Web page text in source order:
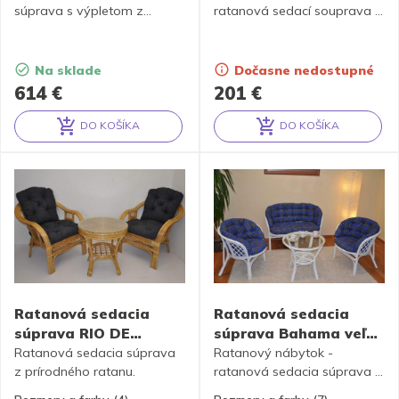
614 €
súprava s výpletom z
lavice, stolíka so sklom a
kompletnej sady vankúšov.
Na sklade
DO KOŠÍKA
201 €
ratanová sedací souprava je
odpovádající fotografii
výrobku,obsahuje 2 křesla a
stolek se sklem
Dočasne nedostupné
DO KOŠÍKA
Ratanová sedacia
súprava RIO DE
JANEIRO 2+1 medová
Ratanová sedacia súprava
z prírodného ratanu.
Ratanová sedacia
súprava Bahama veľká
biela + MAXI polostre
Ratanový nábytok -
ratanová sedacia súprava je